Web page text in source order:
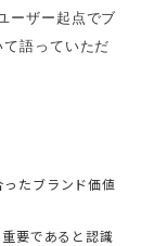
ーザー起点でブ
語っていただ
たブランド価値
要であると認識